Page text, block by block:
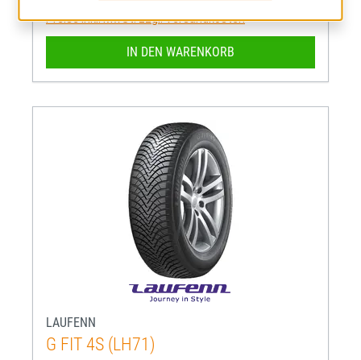
Preise inkl. MwSt. zzgl. Versandkosten
IN DEN WARENKORB
LAUFENN
G FIT 4S (LH71)